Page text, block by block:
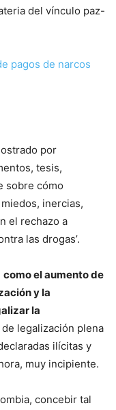
del vínculo paz-
pagos de narcos
por
tesis,
sobre cómo
inercias,
el rechazo a
las drogas’.
como el aumento de
y la
la
legalización plena
ilícitas y
muy incipiente.
concebir tal